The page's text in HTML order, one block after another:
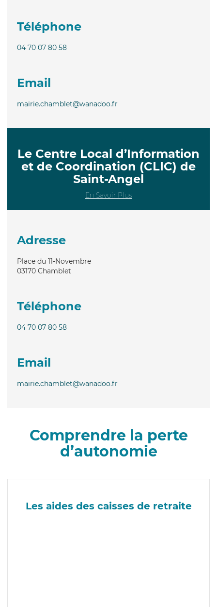
Téléphone
04 70 07 80 58
Email
mairie.chamblet@wanadoo.fr
Le Centre Local d’Information
et de Coordination (CLIC) de
Saint-Angel
En Savoir Plus
Adresse
Place du 11-Novembre
03170 Chamblet
Téléphone
04 70 07 80 58
Email
mairie.chamblet@wanadoo.fr
Comprendre la perte
d’autonomie
Les aides des caisses de retraite